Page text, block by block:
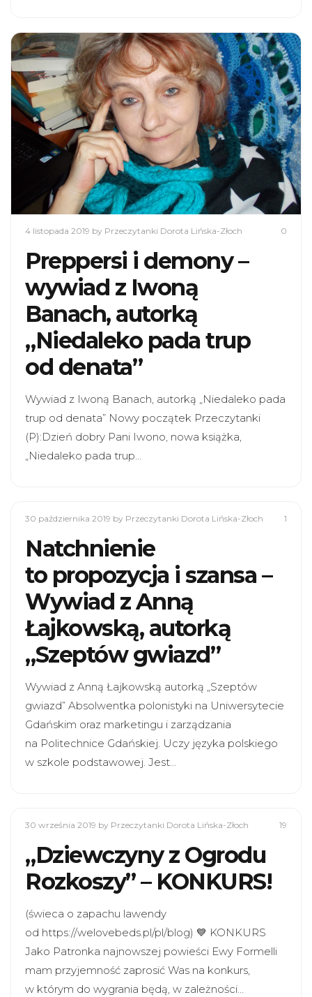
4 listopada 2019 by Przeczytanki Dorota Lińska-Złoch 0
Preppersi i demony –
wywiad z Iwoną
Banach, autorką
„Niedaleko pada trup
od denata”
Wywiad z Iwoną Banach, autorką „Niedaleko pada
trup od denata” Nowy początek Przeczytanki
(P):Dzień dobry Pani Iwono, nowa książka,
„Niedaleko pada trup…
30 października 2019 by Przeczytanki Dorota Lińska-Złoch 1
Natchnienie
to propozycja i szansa –
Wywiad z Anną
Łajkowską, autorką
„Szeptów gwiazd”
Wywiad z Anną Łajkowską autorką „Szeptów
gwiazd” Absolwentka polonistyki na Uniwersytecie
Gdańskim oraz marketingu i zarządzania
na Politechnice Gdańskiej. Uczy języka polskiego
w szkole podstawowej. Jest…
30 września 2019 by Przeczytanki Dorota Lińska-Złoch 19
„Dziewczyny z Ogrodu
Rozkoszy” – KONKURS!
(świeca o zapachu lawendy
od https://welovebeds.pl/pl/blog) 💙 KONKURS
Jako Patronka najnowszej powieści Ewy Formelli
mam przyjemność zaprosić Was na konkurs,
w którym do wygrania będą, w zależności…